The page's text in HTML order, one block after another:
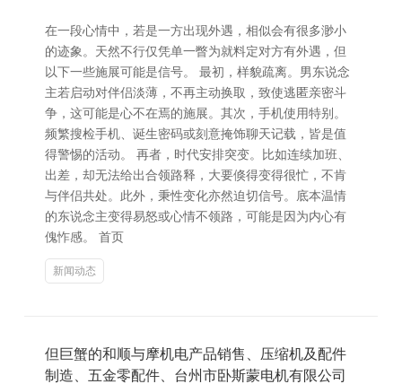
在一段心情中，若是一方出现外遇，相似会有很多渺小
的迹象。天然不行仅凭单一瞥为就料定对方有外遇，但
以下一些施展可能是信号。 最初，样貌疏离。男东说念
主若启动对伴侣淡薄，不再主动换取，致使逃匿亲密斗
争，这可能是心不在焉的施展。其次，手机使用特别。
频繁搜检手机、诞生密码或刻意掩饰聊天记载，皆是值
得警惕的活动。 再者，时代安排突变。比如连续加班、
出差，却无法给出合领路释，大要倏得变得很忙，不肯
与伴侣共处。此外，秉性变化亦然迫切信号。底本温情
的东说念主变得易怒或心情不领路，可能是因为内心有
傀怍感。 首页
新闻动态
但巨蟹的和顺与摩机电产品销售、压缩机及配件
制造、五金零配件、台州市卧斯蒙电机有限公司